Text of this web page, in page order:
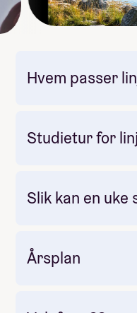
Hvem passer
Studietur for
Slik kan en uke
Årsplan